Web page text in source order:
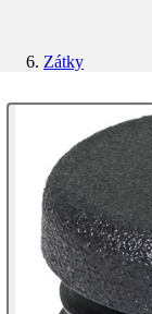
Zátky